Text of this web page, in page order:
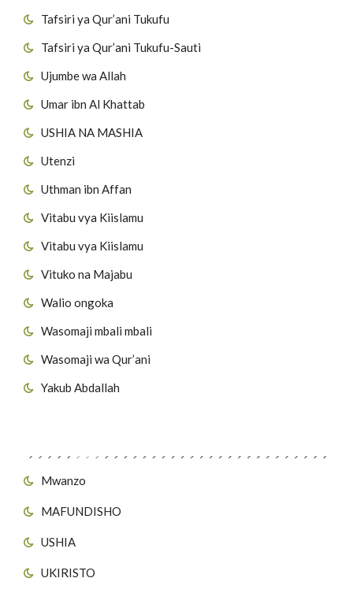
Tafsiri ya Qur’ani Tukufu
Tafsiri ya Qur’ani Tukufu-Sauti
Ujumbe wa Allah
Umar ibn Al Khattab
USHIA NA MASHIA
Utenzi
Uthman ibn Affan
Vitabu vya Kiislamu
Vitabu vya Kiislamu
Vituko na Majabu
Walio ongoka
Wasomaji mbali mbali
Wasomaji wa Qur’ani
Yakub Abdallah
Mwanzo
MAFUNDISHO
USHIA
UKIRISTO